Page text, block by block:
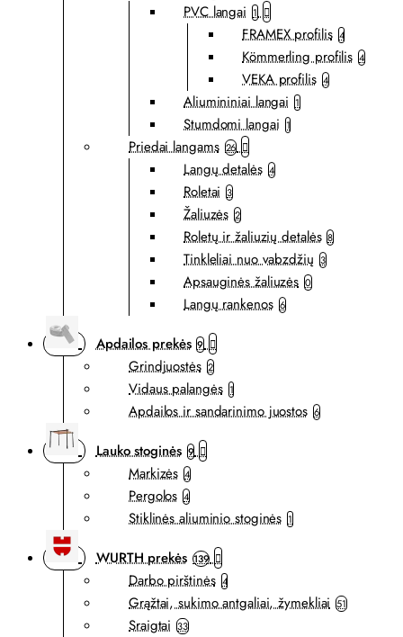
PVC langai 1
FRAMEX profilis 4
Kömmerling profilis 4
VEKA profilis 4
Aliumininiai langai 1
Stumdomi langai 1
Priedai langams 26
Langų detalės 4
Roletai 3
Žaliuzės 2
Roletų ir žaliuzių detalės 8
Tinkleliai nuo vabzdžių 3
Apsauginės žaliuzės 0
Langų rankenos 6
Apdailos prekės 9
Grindjuostės 2
Vidaus palangės 1
Apdailos ir sandarinimo juostos 6
Lauko stoginės 9
Markizės 4
Pergolos 4
Stiklinės aliuminio stoginės 1
WURTH prekės 139
Darbo pirštinės 4
Grąžtai, sukimo antgaliai, žymekliai 51
Sraigtai 33